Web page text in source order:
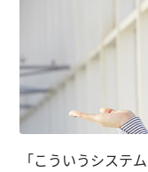
「こういうシステ